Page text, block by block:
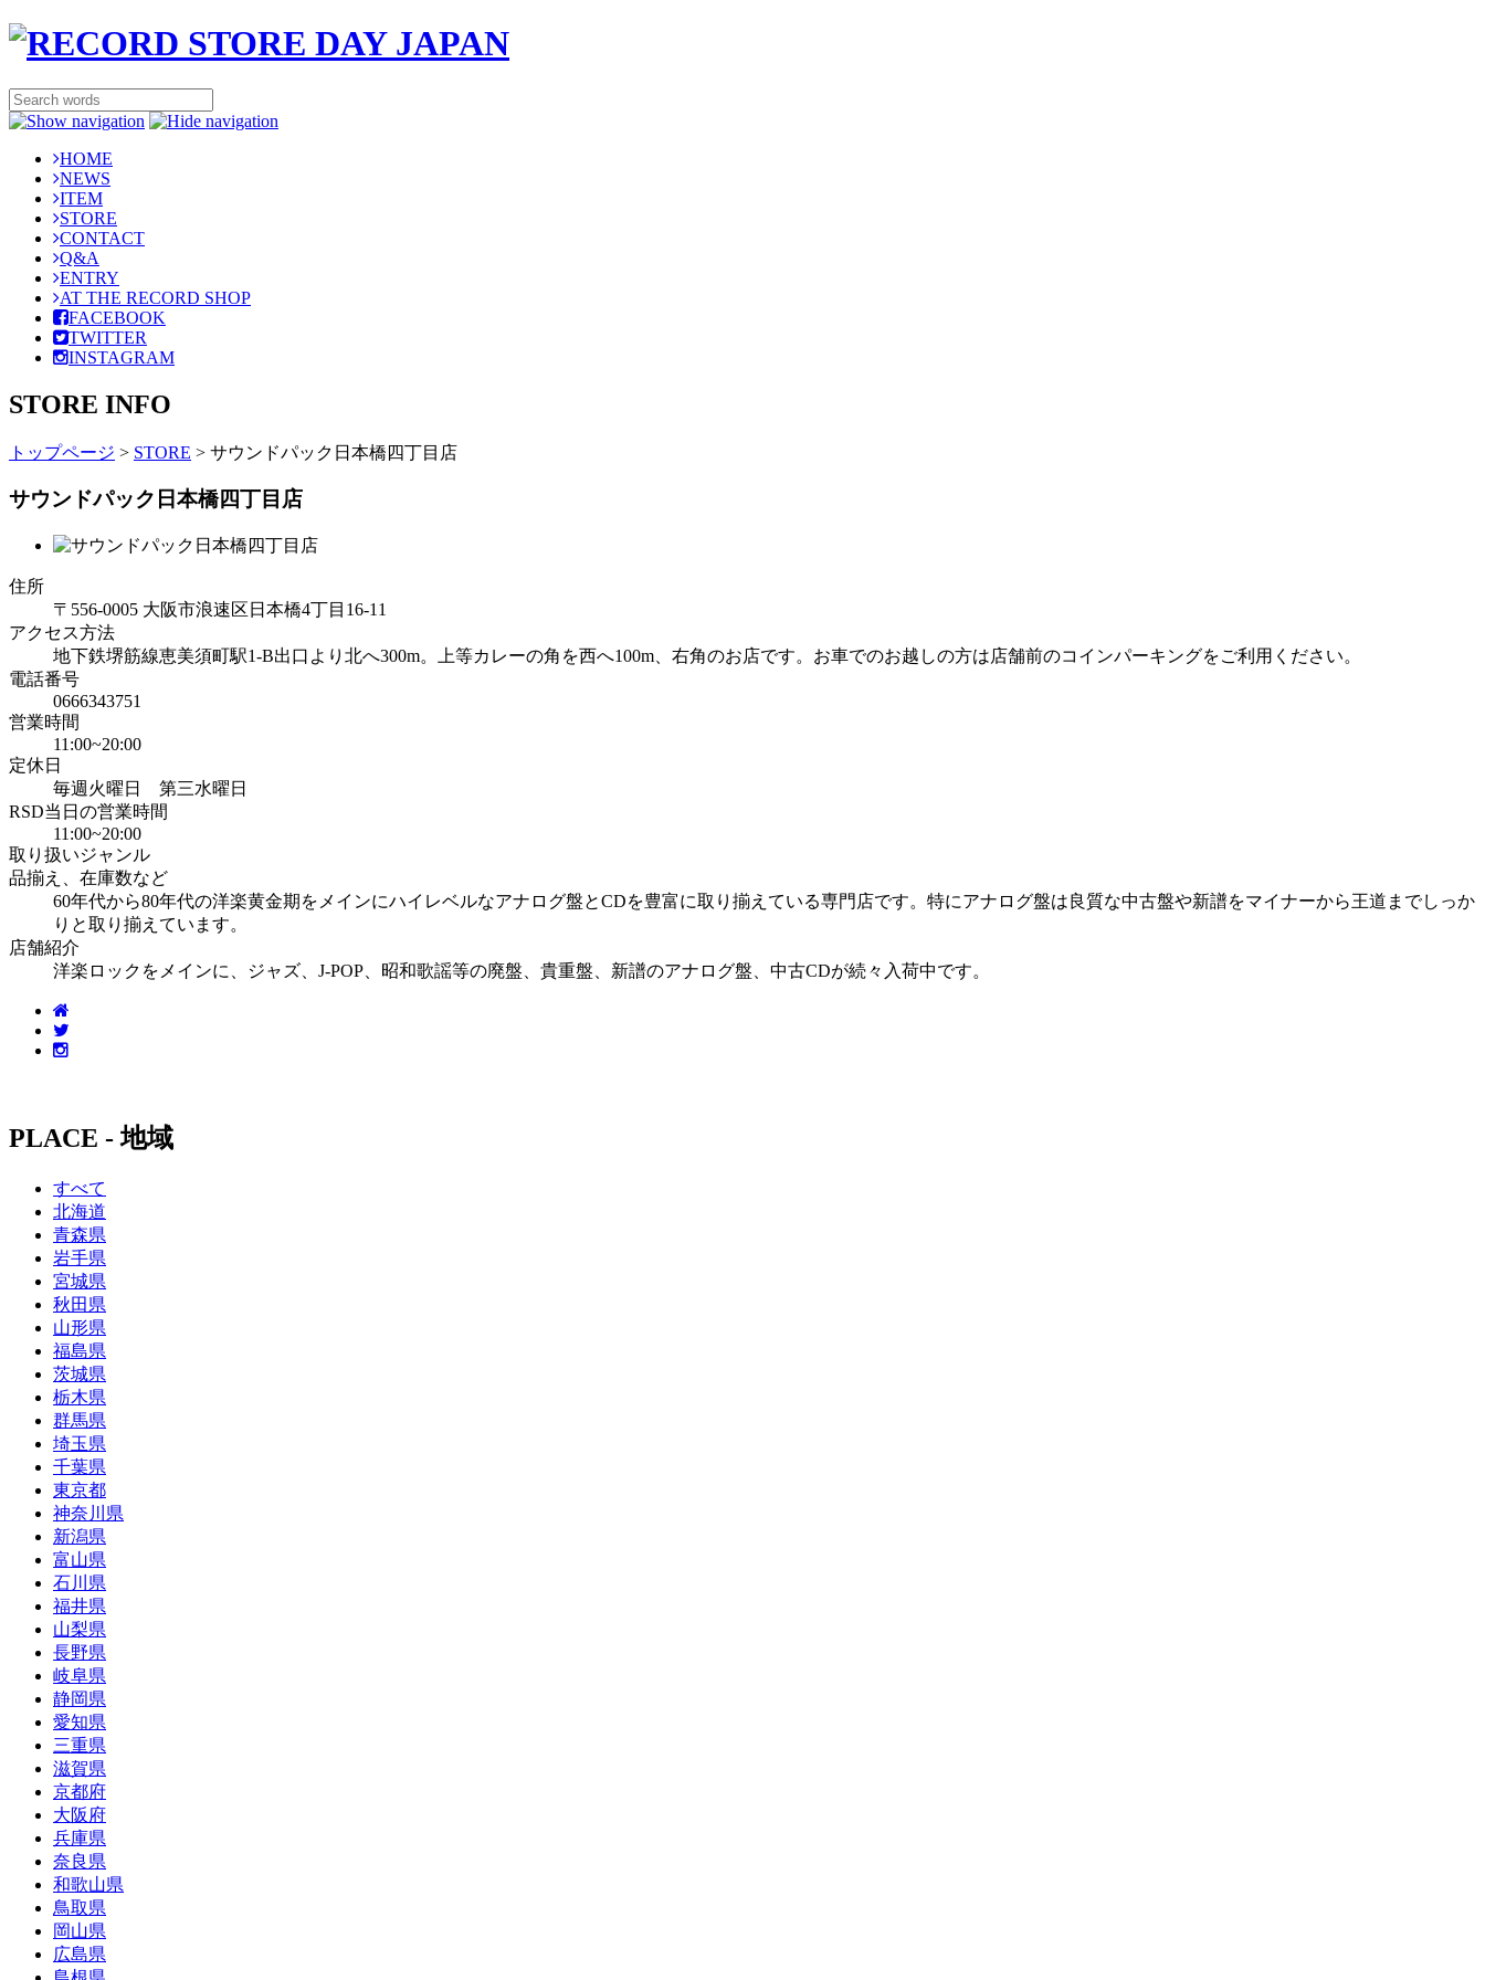
HOME
NEWS
ITEM
STORE
CONTACT
Q&A
ENTRY
AT THE RECORD SHOP
FACEBOOK
TWITTER
INSTAGRAM
STORE INFO
トップページ > STORE > サウンドパック日本橋四丁目店
サウンドパック日本橋四丁目店
住所
〒556-0005 大阪市浪速区日本橋4丁目16-11
アクセス方法
地下鉄堺筋線恵美須町駅1-B出口より北へ300m。上等カレーの角を西へ100m、右角のお店です。お車でのお越しの方は店舗前のコインパーキングをご利用ください。
電話番号
0666343751
営業時間
11:00~20:00
定休日
毎週火曜日 第三水曜日
RSD当日の営業時間
11:00~20:00
取り扱いジャンル
品揃え、在庫数など
60年代から80年代の洋楽黄金期をメインにハイレベルなアナログ盤とCDを豊富に取り揃えている専門店です。特にアナログ盤は良質な中古盤や新譜をマイナーから王道までしっか
りと取り揃えています。
店舗紹介
洋楽ロックをメインに、ジャズ、J-POP、昭和歌謡等の廃盤、貴重盤、新譜のアナログ盤、中古CDが続々入荷中です。
PLACE - 地域
すべて
北海道
青森県
岩手県
宮城県
秋田県
山形県
福島県
茨城県
栃木県
群馬県
埼玉県
千葉県
東京都
神奈川県
新潟県
富山県
石川県
福井県
山梨県
長野県
岐阜県
静岡県
愛知県
三重県
滋賀県
京都府
大阪府
兵庫県
奈良県
和歌山県
鳥取県
岡山県
広島県